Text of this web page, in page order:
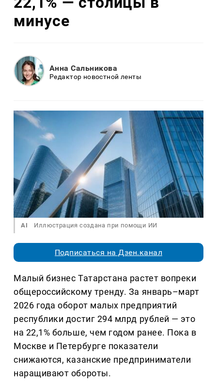
минусе
Анна Сальникова
Редактор новостной ленты
AI Иллюстрация создана при помощи ИИ
Подписаться на Дзен.канал
Малый бизнес Татарстана растет вопреки
общероссийскому тренду. За январь–март
2026 года оборот малых предприятий
республики достиг 294 млрд рублей — это
на 22,1% больше, чем годом ранее. Пока в
Москве и Петербурге показатели
снижаются, казанские предприниматели
наращивают обороты.